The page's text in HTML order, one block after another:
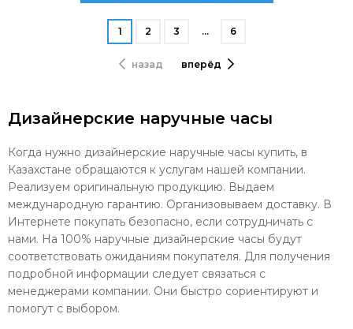
назад
1 2 3 … 6
вперёд
Дизайнерские наручные часы
Когда нужно дизайнерские наручные часы купить, в
Казахстане обращаются к услугам нашей компании.
Реализуем оригинальную продукцию. Выдаем
международную гарантию. Организовываем доставку. В
Интернете покупать безопасно, если сотрудничать с
нами. На 100% наручные дизайнерские часы будут
соответствовать ожиданиям покупателя. Для получения
подробной информации следует связаться с
менеджерами компании. Они быстро сориентируют и
помогут с выбором.